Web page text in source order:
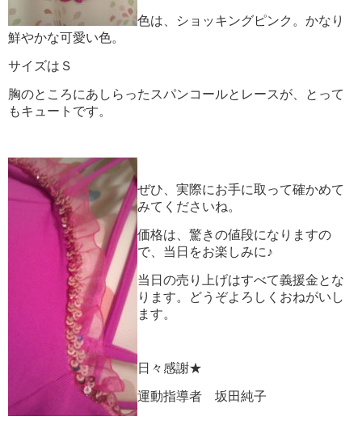
色は、ショッキングピンク。かなり
鮮やかな可愛い色。
サイズはＳ
胸のところにあしらったスパンコールとレースが、とって
もキュートです。
ぜひ、実際にお手に取って確かめて
みてくださいね。
価格は、驚きの値段になりますの
で、当日をお楽しみに♪
当日の売り上げはすべて義援金とな
ります。どうぞよろしくおねがいし
ます。
日々感謝★
運動指導者 坂田純子